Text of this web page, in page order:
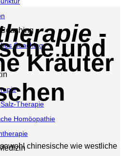
Coaching
Therapie
Homöopathie
-
und
Kräuter
chinesische wie westliche